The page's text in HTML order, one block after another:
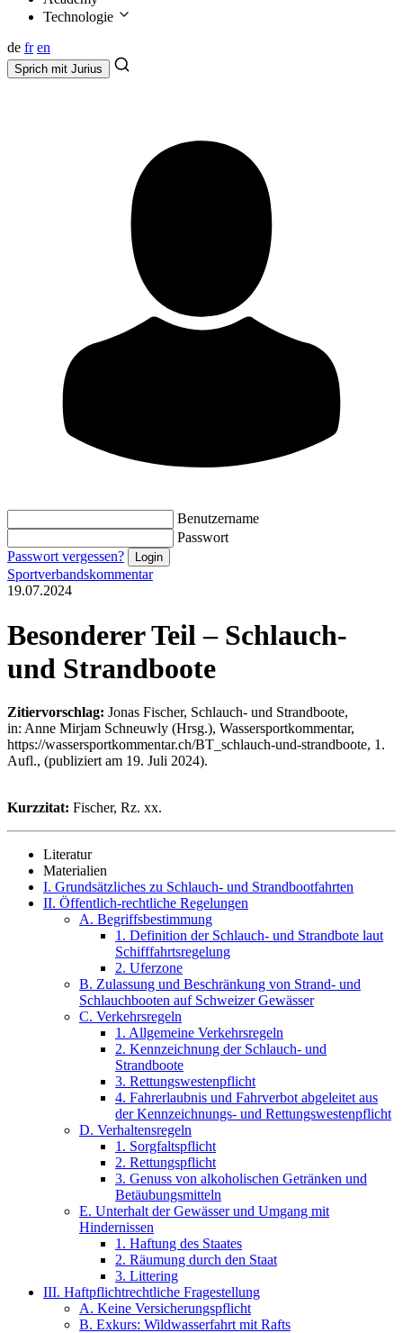
Technologie
de fr en
Sprich mit Jurius
Benutzername
Passwort
Passwort vergessen?
Sportverbandskommentar
19.07.2024
Besonderer Teil – Schlauch-
und Strandboote
Zitiervorschlag: Jonas Fischer, Schlauch- und Strandboote,
in: Anne Mirjam Schneuwly (Hrsg.), Wassersportkommentar,
https://wassersportkommentar.ch/BT_schlauch-und-strandboote, 1.
Aufl., (publiziert am 19. Juli 2024).
Kurzzitat: Fischer, Rz. xx.
Literatur
Materialien
I. Grundsätzliches zu Schlauch- und Strandbootfahrten
II. Öffentlich-rechtliche Regelungen
A. Begriffsbestimmung
1. Definition der Schlauch- und Strandbote laut
Schifffahrtsregelung
2. Uferzone
B. Zulassung und Beschränkung von Strand- und
Schlauchbooten auf Schweizer Gewässer
C. Verkehrsregeln
1. Allgemeine Verkehrsregeln
2. Kennzeichnung der Schlauch- und
Strandboote
3. Rettungswestenpflicht
4. Fahrerlaubnis und Fahrverbot abgeleitet aus
der Kennzeichnungs- und Rettungswestenpflicht
D. Verhaltensregeln
1. Sorgfaltspflicht
2. Rettungspflicht
3. Genuss von alkoholischen Getränken und
Betäubungsmitteln
E. Unterhalt der Gewässer und Umgang mit
Hindernissen
1. Haftung des Staates
2. Räumung durch den Staat
3. Littering
III. Haftpflichtrechtliche Fragestellung
A. Keine Versicherungspflicht
B. Exkurs: Wildwasserfahrt mit Rafts